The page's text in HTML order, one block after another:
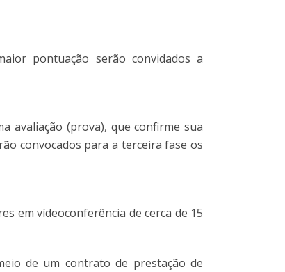
pontuação serão convidados a
avaliação (prova), que confirme sua
convocados para a terceira fase os
em vídeoconferência de cerca de 15
de um contrato de prestação de